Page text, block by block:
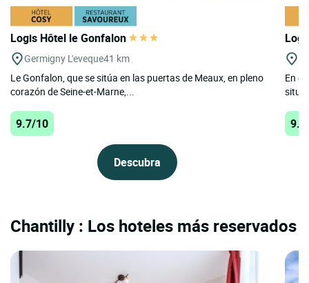
Logis Hôtel le Gonfalon
Germigny L'eveque41 km
Le Gonfalon, que se sitúa en las puertas de Meaux, en pleno
corazón de Seine-et-Marne,...
9.7/10
Descubra
En
Chantilly : Los hoteles más reservados